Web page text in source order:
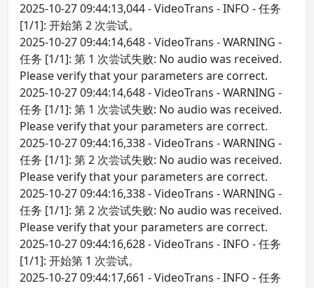
2025-10-27 09:44:13,044 - VideoTrans - INFO - 任务
[1/1]: 开始第 2 次尝试。
2025-10-27 09:44:14,648 - VideoTrans - WARNING -
任务 [1/1]: 第 1 次尝试失败: No audio was received.
Please verify that your parameters are correct.
2025-10-27 09:44:14,648 - VideoTrans - WARNING -
任务 [1/1]: 第 1 次尝试失败: No audio was received.
Please verify that your parameters are correct.
2025-10-27 09:44:16,338 - VideoTrans - WARNING -
任务 [1/1]: 第 2 次尝试失败: No audio was received.
Please verify that your parameters are correct.
2025-10-27 09:44:16,338 - VideoTrans - WARNING -
任务 [1/1]: 第 2 次尝试失败: No audio was received.
Please verify that your parameters are correct.
2025-10-27 09:44:16,628 - VideoTrans - INFO - 任务
[1/1]: 开始第 1 次尝试。
2025-10-27 09:44:17,661 - VideoTrans - INFO - 任务